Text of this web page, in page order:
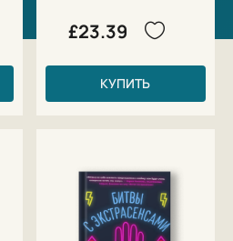
£23.39
КУПИТЬ